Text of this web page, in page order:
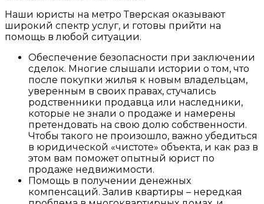
Наши юристы на метро Тверская оказывают
широкий спектр услуг, и готовы прийти на
помощь в любой ситуации.
Обеспечение безопасности при заключении
сделок. Многие слышали истории о том, что
после покупки жилья к новым владельцам,
уверенным в своих правах, стучались
родственники продавца или наследники,
которые не знали о продаже и намерены
претендовать на свою долю собственности.
Чтобы такого не произошло, важно убедиться
в юридической «чистоте» объекта, и как раз в
этом вам поможет опытный юрист по
продаже недвижимости.
Помощь в получении денежных
компенсаций. Залив квартиры – нередкая